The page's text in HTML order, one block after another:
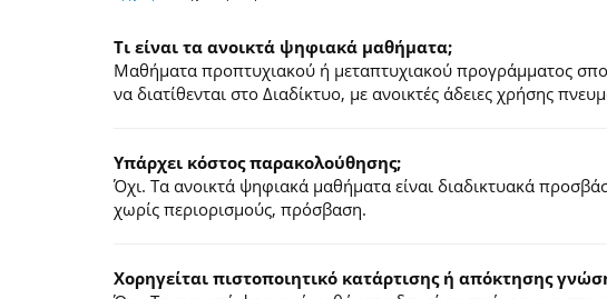
Τι είναι τα ανοικτά ψηφιακά μαθήματα;
Μαθήματα προπτυχιακού ή μεταπτυχιακού προγράμματος
να διατίθενται στο Διαδίκτυο, με ανοικτές άδειες χρήσης
Υπάρχει κόστος παρακολούθησης;
Όχι. Τα ανοικτά ψηφιακά μαθήματα είναι διαδικτυακά
χωρίς περιορισμούς, πρόσβαση.
Χορηγείται πιστοποιητικό κατάρτισης ή απόκτησης